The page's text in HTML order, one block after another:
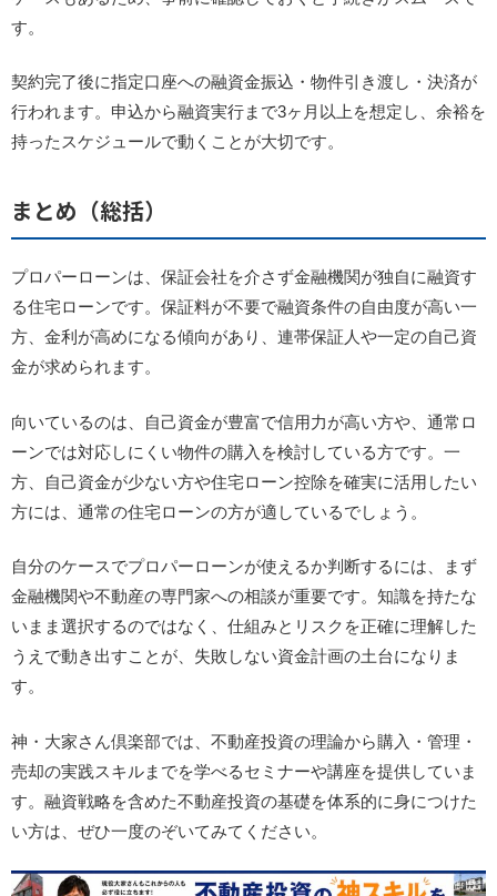
す。
契約完了後に指定口座への融資金振込・物件引き渡し・決済が
行われます。 申込から融資実行まで3ヶ月以上を想定し、余裕を
持ったスケジュールで動くことが大切です。
まとめ（総括）
プロパーローンは、保証会社を介さず金融機関が独自に融資す
る住宅ローンです。保証料が不要で融資条件の自由度が高い一
方、金利が高めになる傾向があり、連帯保証人や一定の自己資
金が求められます。
向いているのは、自己資金が豊富で信用力が高い方や、通常ロ
ーンでは対応しにくい物件の購入を検討している方です。一
方、自己資金が少ない方や住宅ローン控除を確実に活用したい
方には、通常の住宅ローンの方が適しているでしょう。
自分のケースでプロパーローンが使えるか判断するには、まず
金融機関や不動産の専門家への相談が重要です。知識を持たな
いまま選択するのではなく、仕組みとリスクを正確に理解した
うえで動き出すことが、失敗しない資金計画の土台になりま
す。
神・大家さん倶楽部では、不動産投資の理論から購入・管理・
売却の実践スキルまでを学べるセミナーや講座を提供していま
す。融資戦略を含めた不動産投資の基礎を体系的に身につけた
い方は、ぜひ一度のぞいてみてください。